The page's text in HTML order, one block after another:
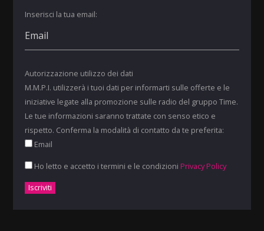
Inserisci la tua email:
Autorizzazione utilizzo dei dati
M.M.P.I. utilizzerà i tuoi dati per informarti sulle offerte e le
iniziative legate alla promozione sulle radio del gruppo Time.
Le tue informazioni saranno trattate con senso etico e
rispetto. Conferma la modalità di contatto da te preferita:
Email
Ho letto e accetto i termini e le condizioni Privacy Policy